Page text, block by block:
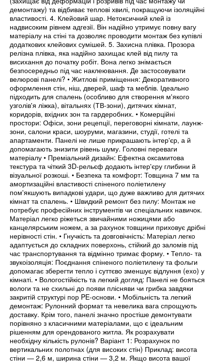
демонтажу) та відбиває теплові хвилі, покращуючи ізоляційні
властивості. 4. Клейовий шар. Нетоксичний клей із
надвисоким рівнем адгезії. Він надійно утримує повну вагу
матеріалу на стіні та дозволяє проводити монтаж без купівлі
додаткових клейових сумішей. 5. Захисна плівка. Прозора
релізна плівка, яка надійно захищає клей від пилу та
висихання до початку робіт. Вона легко знімається
безпосередньо під час наклеювання. Де застосовувати
велюрові панелі? • Житлові приміщення: Декоративного
оформлення стін, ніш, дверей, шаф та меблів. Ідеально
підходить для спалень (особливо для створення м'якого
узголів'я ліжка), вітальнях (ТВ-зони), дитячих кімнат,
коридорів, вхідних зон та гардеробних. • Комерційні
простори: Офіси, зони рецепції, переговорні кімнати, лаунж-
зони, салони краси, шоуруми, магазини, студії, готелі та
апартаменти. Панелі не лише прикрашають інтер'єр, а й
допомагають знизити рівень шуму. Головні переваги
матеріалу • Преміальний дизайн: Ефектна оксамитова
текстура та чіткий 3D-рельєф додають інтер'єру глибини й
візуальної розкоші. • Безпека та комфорт: Товщина 7 мм та
амортизаційні властивості спіненого поліетилену
пом'якшують випадкові удари, що дуже важливо для дитячих
кімнат та спалень. • Швидкий ремонт без пилу: Монтаж не
потребує професійних інструментів чи спеціальних навичок.
Матеріал легко ріжеться звичайними ножицями або
канцелярським ножем, а за рахунок товщини приховує дрібні
нерівності стін. • Гнучкість та довговічність: Матеріал легко
адаптується до складних поверхонь, стійкий до заломів під
час транспортування та відмінно тримає форму. • Тепло- та
звукоізоляція: Поєднання спіненого поліетилену та фольги
допомагає зберегти тепло і суттєво зменшує відлуння (ехо) у
кімнаті. • Вологостійкість та легкий догляд: Панелі не бояться
вологи та не схильні до появи плісняви чи грибка завдяки
закритій структурі пор PE-основи. • Мобільність та легкий
демонтаж: Рулонний формат та невелика вага спрощують
доставку. Крім того, панелі значно простіше демонтувати
порівняно з класичними матеріалами, що є ідеальним
рішенням для орендованого житла. Як розрахувати
необхідну кількість рулонів? Варіант 1: Розрахунок по
вертикальних полотнах (для високих стін) Приклад: висота
стіни — 2,6 м, ширина стіни — 3,2 м. Якщо висота вашої